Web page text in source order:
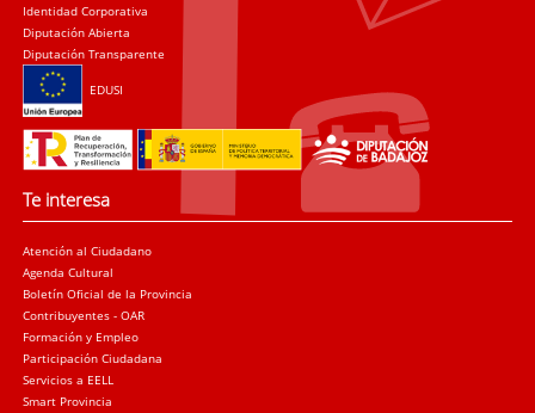
Identidad Corporativa
Diputación Abierta
Diputación Transparente
EDUSI
Te interesa
Atención al Ciudadano
Agenda Cultural
Boletín Oficial de la Provincia
Contribuyentes - OAR
Formación y Empleo
Participación Ciudadana
Servicios a EELL
Smart Provincia